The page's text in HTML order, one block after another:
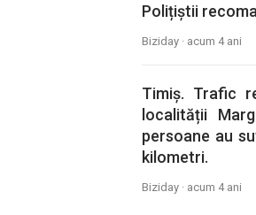
Polițiștii
Biziday · acum 4 ani
Timiș. Trafic
localității
persoane au
kilometri.
Biziday · acum 4 ani